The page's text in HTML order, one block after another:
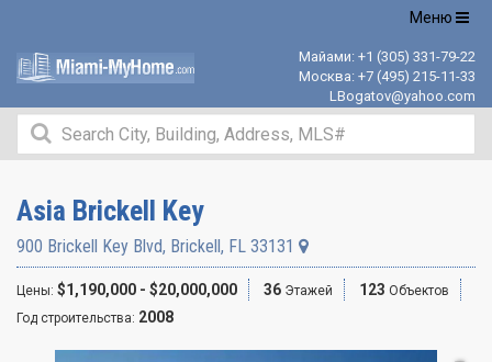
Открыть
Меню
Майами: +1 (305) 331-79-22
Москва: +7 (495) 215-11-33
LBogatov@yahoo.com
Asia Brickell Key
900 Brickell Key Blvd, Brickell, FL 33131
Цены: $1,190,000 - $20,000,000 36 Этажей 123 Объектов
Год строительства: 2008